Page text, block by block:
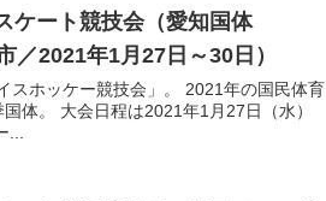
ケート競技会（愛知国体
2021年1月27日～30日）
スホッケー競技会」。 2021年の国民体育
体。 大会日程は2021年1月27日（水）